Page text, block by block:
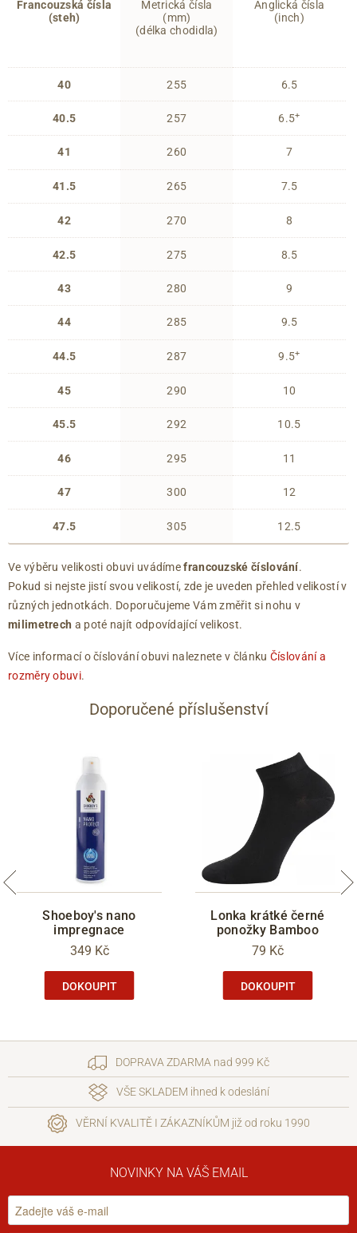
Francouzská čísla
(steh)
40
40.5
41
41.5
42
42.5
43
44
44.5
45
45.5
46
47
47.5
Metrická čísla
(mm)
(délka chodidla)
255
257
260
265
270
275
280
285
287
290
292
295
300
305
Anglická čísla
(inch)
6.5
6.5+
7
7.5
8
8.5
9
9.5
9.5+
10
10.5
11
12
12.5
Ve výběru velikosti obuvi uvádímefrancouzské číslování.
Pokud si nejste jistí svou velikostí, zde je uveden přehled velikostí v
různých jednotkách. Doporučujeme Vám změřit si nohu v
milimetrech a poté najít odpovídající velikost.
Více informací o číslování obuvi naleznete v článku Číslování a
rozměry obuvi.
Doporučené příslušenství
Shoeboy's nano
impregnace
349 Kč
DOKOUPIT
Lonka krátké černé
ponožky Bamboo
79 Kč
DOKOUPIT
DOPRAVA ZDARMA nad 999 Kč
VŠE SKLADEM ihned k odeslání
VĚRNÍ KVALITĚ I ZÁKAZNÍKŮM již od roku 1990
NOVINKY NA VÁŠ EMAIL